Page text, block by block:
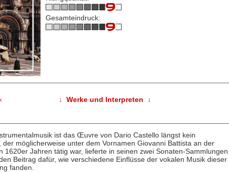
Gesamteindruck:
↓ Werke und Interpreten ↓
ist das Œuvre von Dario Castello längst kein
möglicherweise unter dem Vornamen Giovanni Battista an der
1620er Jahren tätig war, lieferte in seinen zwei Sonaten-Sammlungen
Beitrag dafür, wie verschiedene Einflüsse der vokalen Musik dieser
fanden.